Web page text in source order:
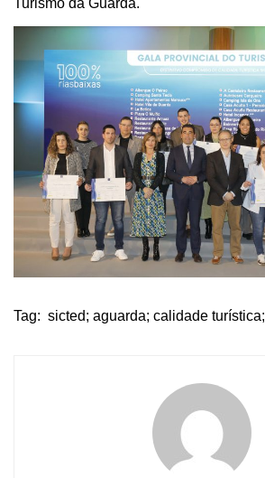
Tag: sicted; aguarda; calidade turística;